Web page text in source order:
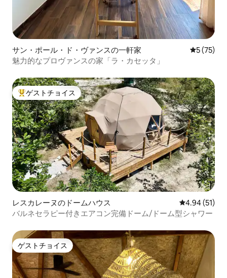
サン・ポール・ド・ヴァンスの一軒家 レビュー
5 (75)
魅力的なプロヴァンスの家「ラ・カセッタ」
大好評のゲストチョイスです。
ゲストチョイス
レスカレーヌのドームハウス レビュー51
4.94 (51)
バルネセラピー付きエアコン完備ドーム/ドーム型シャワー
ゲストチョイス
ゲストチョイス